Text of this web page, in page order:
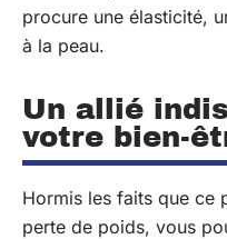
procure une élasticité,
à la peau.
Un allié
votre bien-
Hormis les faits que ce
perte de poids, vous